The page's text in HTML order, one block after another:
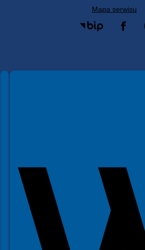
Mapa serwisu
Spełniamy standardy WCAG 2.2
Spełniamy standardy W3C